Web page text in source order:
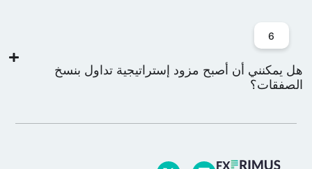
يمكنني أن أصبح مزود إستراتيجية تداول بنسخ